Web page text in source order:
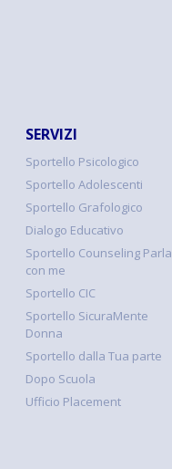
SERVIZI
Sportello Psicologico
Sportello Adolescenti
Sportello Grafologico
Dialogo Educativo
Sportello Counseling Parla
con me
Sportello CIC
Sportello SicuraMente
Donna
Sportello dalla Tua parte
Dopo Scuola
Ufficio Placement